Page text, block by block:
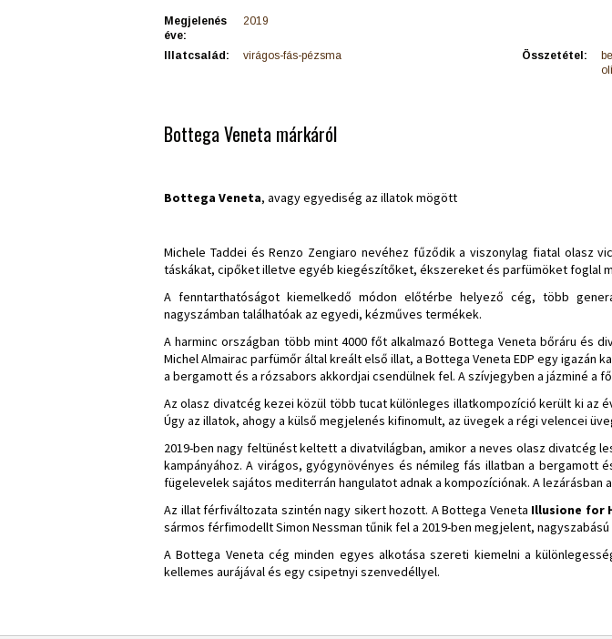
Megjelenés
éve:
2019
Illatcsalád: virágos-fás-pézsma Összetétel:
Bottega Veneta márkáról
Bottega Veneta, avagy egyediség az illatok mögött
Michele Taddei és Renzo Zengiaro nevéhez fűződik a viszonylag fiatal olasz
táskákat, cipőket illetve egyéb kiegészítőket, ékszereket és parfümöket foglal
A fenntarthatóságot kiemelkedő módon előtérbe helyező cég, több
nagyszámban találhatóak az egyedi, kézműves termékek.
A harminc országban több mint 4000 főt alkalmazó Bottega Veneta bőráru és
Michel Almairac parfümőr által kreált első illat, a Bottega Veneta EDP egy
a bergamott és a rózsabors akkordjai csendülnek fel. A szívjegyben a jázminé a
Az olasz divatcég kezei közül több tucat különleges illatkompozíció került ki az
Úgy az illatok, ahogy a külső megjelenés kifinomult, az üvegek a régi velencei
2019-ben nagy feltünést keltett a divatvilágban, amikor a neves olasz divatcég
kampányához. A virágos, gyógynövényes és némileg fás illatban a
fügelevelek sajátos mediterrán hangulatot adnak a kompozíciónak. A
Az illat férfiváltozata szintén nagy sikert hozott. A Bottega Veneta Illusione for
sármos férfimodellt Simon Nessman tűnik fel a 2019-ben megjelent, nagyszabású
A Bottega Veneta cég minden egyes alkotása szereti kiemelni a
kellemes aurájával és egy csipetnyi szenvedéllyel.